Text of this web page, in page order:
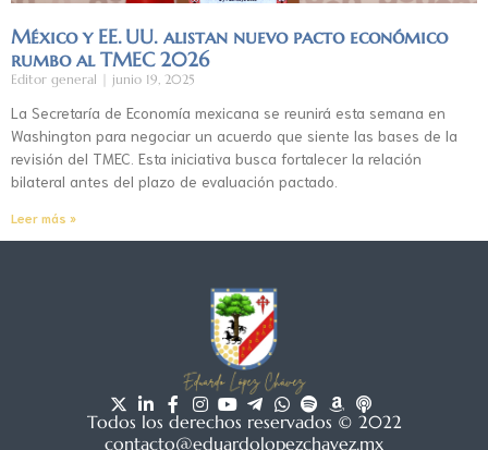
México y EE. UU. alistan nuevo pacto económico
rumbo al TMEC 2026
Editor general junio 19, 2025
La Secretaría de Economía mexicana se reunirá esta semana en
Washington para negociar un acuerdo que siente las bases de la
revisión del TMEC. Esta iniciativa busca fortalecer la relación
bilateral antes del plazo de evaluación pactado.
Leer más »
Todos los derechos reservados © 2022
contacto@eduardolopezchavez.mx